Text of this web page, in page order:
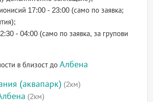
17:00 - 23:00 (само по заявка;
- 04:00 (само по заявка, за групови
в близост доАлбена
(аквапарк) (2км)
(2км)